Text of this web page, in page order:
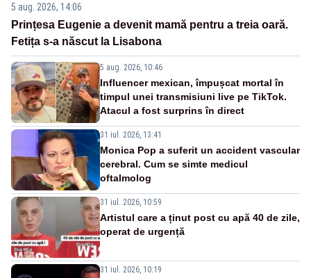
5 aug. 2026, 14:06
Prințesa Eugenie a devenit mamă pentru a treia oară.
Fetița s-a născut la Lisabona
5 aug. 2026, 10:46
Influencer mexican, împușcat mortal în
timpul unei transmisiuni live pe TikTok.
Atacul a fost surprins în direct
31 iul. 2026, 13:41
Monica Pop a suferit un accident vascular
cerebral. Cum se simte medicul
oftalmolog
31 iul. 2026, 10:59
Artistul care a ținut post cu apă 40 de zile,
operat de urgență
31 iul. 2026, 10:19